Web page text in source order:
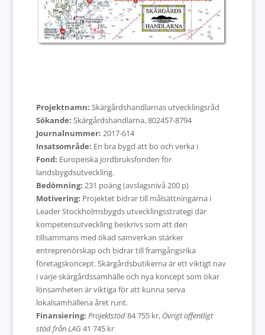
Projektnamn: Skärgårdshandlarnas utvecklingsråd
Sökande: Skärgårdshandlarna, 802457-8794
Journalnummer: 2017-614
Insatsområde: En bra bygd att bo och verka i
Fond: Europeiska jordbruksfonden för
landsbygdsutveckling.
Bedömning: 231 poäng (avslagsnivå 200 p)
Motivering: Projektet bidrar till målsättningarna i
Leader Stockholmsbygds utvecklingsstrategi där
kompetensutveckling beskrivs som att den
tillsammans med ökad samverkan stärker
entreprenörskap och bidrar till framgångsrika
företagskoncept. Skärgårdsbutikerna är ett viktigt nav
i varje skärgårdssamhälle och nya koncept som ökar
lönsamheten är viktiga för att kunna serva
lokalsamhällena året runt.
Finansiering: Projektstöd84 755 kr, Övrigt offentligt
stöd från LAG41 745 kr